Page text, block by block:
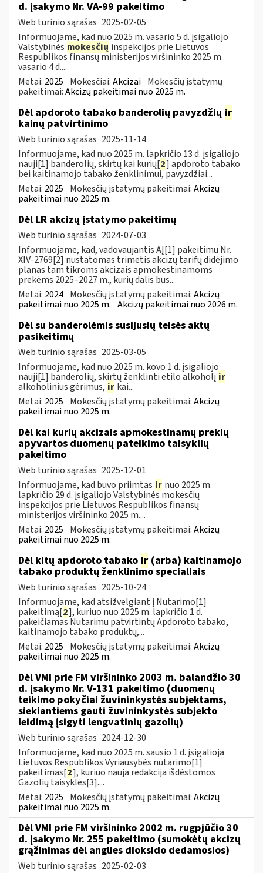
d. įsakymo Nr. VA-99 pakeitimo
Web turinio sąrašas 2025-02-05
Informuojame, kad nuo 2025 m. vasario 5 d. įsigaliojo
Valstybinės mokesčių inspekcijos prie Lietuvos
Respublikos finansų ministerijos viršininko 2025 m.
vasario 4 d....
Metai: 2025 Mokesčiai:Akcizai Mokesčių įstatymų
pakeitimai:Akcizų pakeitimai nuo 2025 m.
Dėl apdoroto tabako banderolių pavyzdžių ir
kainų patvirtinimo
Web turinio sąrašas 2025-11-14
Informuojame, kad nuo 2025 m. lapkričio 13 d. įsigaliojo
nauji[1] banderolių, skirtų kai kurių[2] apdoroto tabako
bei kaitinamojo tabako ženklinimui, pavyzdžiai...
Metai: 2025 Mokesčių įstatymų pakeitimai:Akcizų
pakeitimai nuo 2025 m.
Dėl LR akcizų įstatymo pakeitimų
Web turinio sąrašas 2024-07-03
Informuojame, kad, vadovaujantis AĮ[1] pakeitimu Nr.
XIV-2769[2] nustatomas trimetis akcizų tarifų didėjimo
planas tam tikroms akcizais apmokestinamoms
prekėms 2025–2027 m., kurių dalis bus...
Metai: 2024 Mokesčių įstatymų pakeitimai:Akcizų
pakeitimai nuo 2025 m. Akcizų pakeitimai nuo 2026 m.
Dėl su banderolėmis susijusių teisės aktų
pasikeitimų
Web turinio sąrašas 2025-03-05
Informuojame, kad nuo 2025 m. kovo 1 d. įsigaliojo
nauji[1] banderolių, skirtų ženklinti etilo alkoholį ir
alkoholinius gėrimus, ir kai...
Metai: 2025 Mokesčių įstatymų pakeitimai:Akcizų
pakeitimai nuo 2025 m.
Dėl kai kurių akcizais apmokestinamų prekių
apyvartos duomenų pateikimo taisyklių
pakeitimo
Web turinio sąrašas 2025-12-01
Informuojame, kad buvo priimtas ir nuo 2025 m.
lapkričio 29 d. įsigaliojo Valstybinės mokesčių
inspekcijos prie Lietuvos Respublikos finansų
ministerijos viršininko 2025 m....
Metai: 2025 Mokesčių įstatymų pakeitimai:Akcizų
pakeitimai nuo 2025 m.
Dėl kitų apdoroto tabako ir (arba) kaitinamojo
tabako produktų ženklinimo specialiais
Web turinio sąrašas 2025-10-24
Informuojame, kad atsižvelgiant į Nutarimo[1]
pakeitimą[2], kuriuo nuo 2025 m. lapkričio 1 d.
pakeičiamas Nutarimu patvirtintų Apdoroto tabako,
kaitinamojo tabako produktų,...
Metai: 2025 Mokesčių įstatymų pakeitimai:Akcizų
pakeitimai nuo 2025 m.
Dėl VMI prie FM viršininko 2003 m. balandžio 30
d. įsakymo Nr. V-131 pakeitimo (duomenų
teikimo pokyčiai žuvininkystės subjektams,
siekiantiems gauti žuvininkystės subjekto
leidimą įsigyti lengvatinių gazolių)
Web turinio sąrašas 2024-12-30
Informuojame, kad nuo 2025 m. sausio 1 d. įsigalioja
Lietuvos Respublikos Vyriausybės nutarimo[1]
pakeitimas[2], kuriuo nauja redakcija išdėstomos
Gazolių taisyklės[3]....
Metai: 2025 Mokesčių įstatymų pakeitimai:Akcizų
pakeitimai nuo 2025 m.
Dėl VMI prie FM viršininko 2002 m. rugpjūčio 30
d. įsakymo Nr. 255 pakeitimo (sumokėtų akcizų
grąžinimas dėl anglies dioksido dedamosios)
Web turinio sąrašas 2025-02-03